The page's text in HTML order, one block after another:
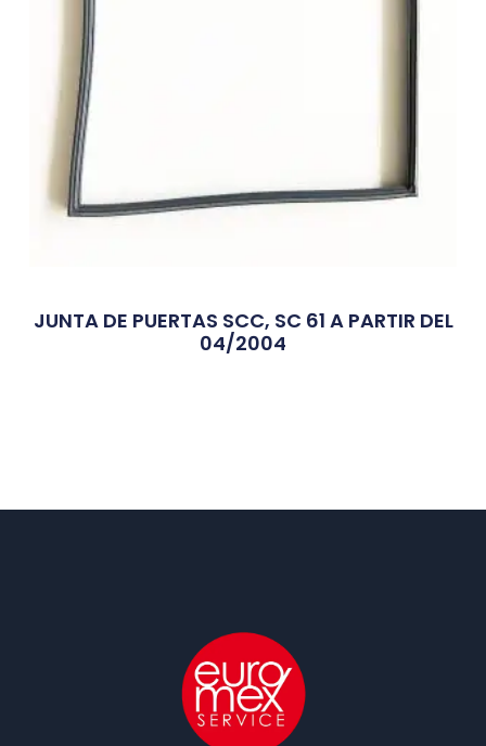
JUNTA DE PUERTAS SCC, SC 61 A PARTIR DEL
04/2004